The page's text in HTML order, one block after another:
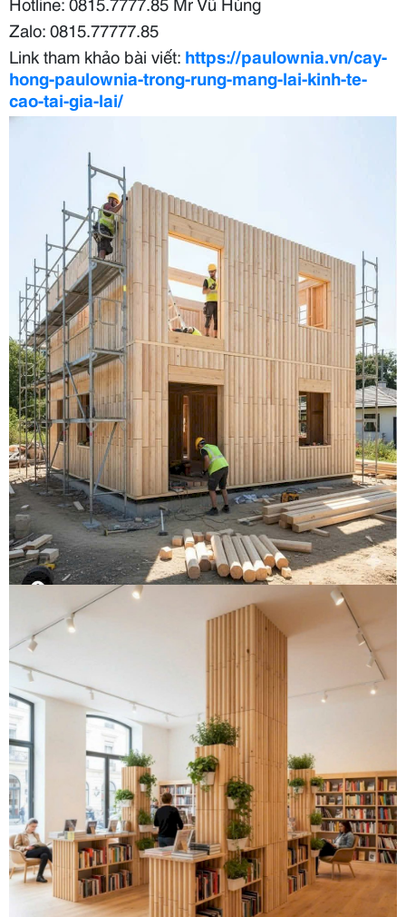
Zalo: 0815.77777.85
Link tham khảo bài viết: https://paulownia.vn/cay-
hong-paulownia-trong-rung-mang-lai-kinh-te-
cao-tai-gia-lai/